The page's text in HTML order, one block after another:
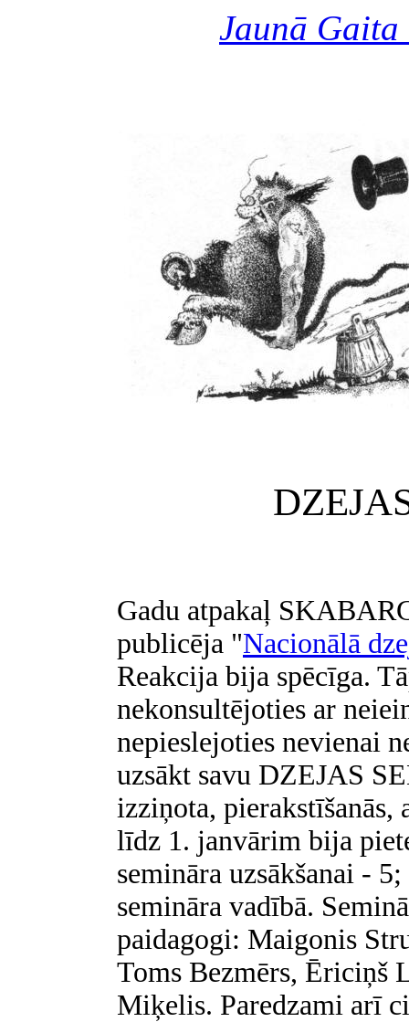
Jaunā Gaita
Gadu atpakaļ
publicēja "Nacionālā
Reakcija bija spēcīga.
nekonsultējoties ar
nepieslejoties nevienai
uzsākt savu DZEJAS
izziņota, pierakstīšanās,
līdz 1. janvārim bija
semināra uzsākšanai -
semināra vadībā.
paidagogi: Maigonis
Toms Bezmērs, Ēriciņš
Miķelis. Paredzami arī